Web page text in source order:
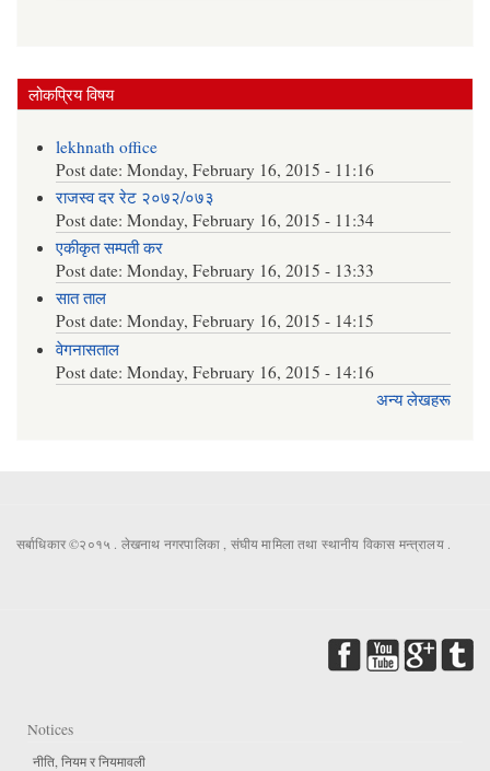
लोकप्रिय विषय
lekhnath office
Post date:Monday, February 16, 2015 - 11:16
राजस्व दर रेट २०७२/०७३
Post date:Monday, February 16, 2015 - 11:34
एकीकृत सम्पती कर
Post date:Monday, February 16, 2015 - 13:33
सात ताल
Post date:Monday, February 16, 2015 - 14:15
वेगनासताल
Post date:Monday, February 16, 2015 - 14:16
अन्य लेखहरू
सर्बाधिकार ©२०१५ . लेखनाथ नगरपालिका , संघीय मामिला तथा स्थानीय विकास मन्त्रालय .
Notices
नीति, नियम र नियमावली